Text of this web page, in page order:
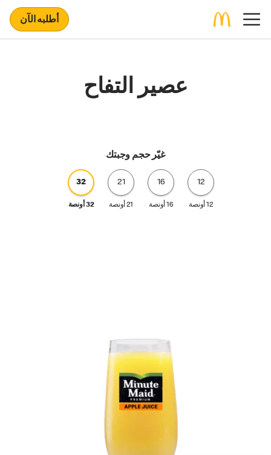
أطلبه الآن
عصير التفاح
غيّر حجم وجبتك
12
12 أونصة
16
16 أونصة
21
21 أونصة
32
32 أونصة